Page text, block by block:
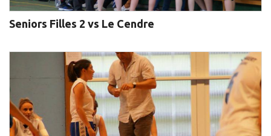
Seniors Filles 2 vs Le Cendre